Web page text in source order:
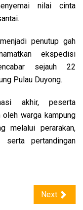
nilai cinta
penutup gah
ekspedisi
sejauh 22
Pulau Duyong.
akhir, peserta
warga kampung
melalui perarakan,
serta pertandingan
Next